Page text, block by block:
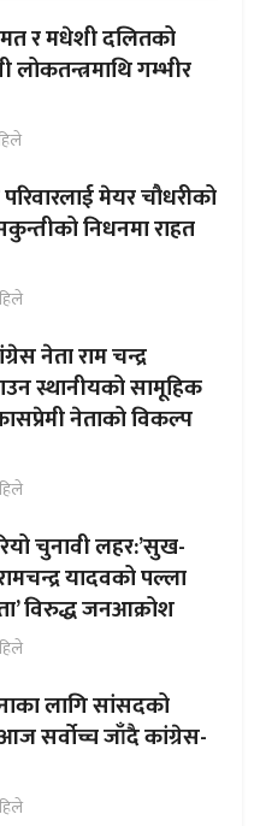
र मधेशी दलितको
लोकतन्त्रमाथि गम्भीर
मेयर चौधरीको
निधनमा राहत
नेता राम चन्द्र
स्थानीयको सामूहिक
नेताको विकल्प
चुनावी लहर:’सुख-
यादवको पल्ला
विरुद्ध जनआक्रोश
लागि सांसदको
सर्वोच्च जाँदै कांग्रेस-